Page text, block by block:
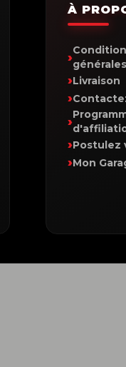
À
Livraison
Postulez
Mon